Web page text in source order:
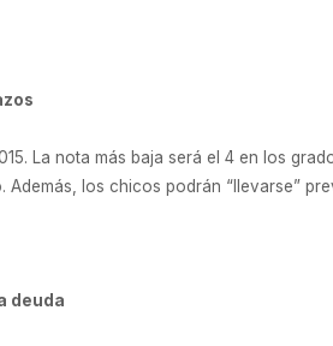
La nota más baja será el 4 en los
los chicos podrán “llevarse”
deuda